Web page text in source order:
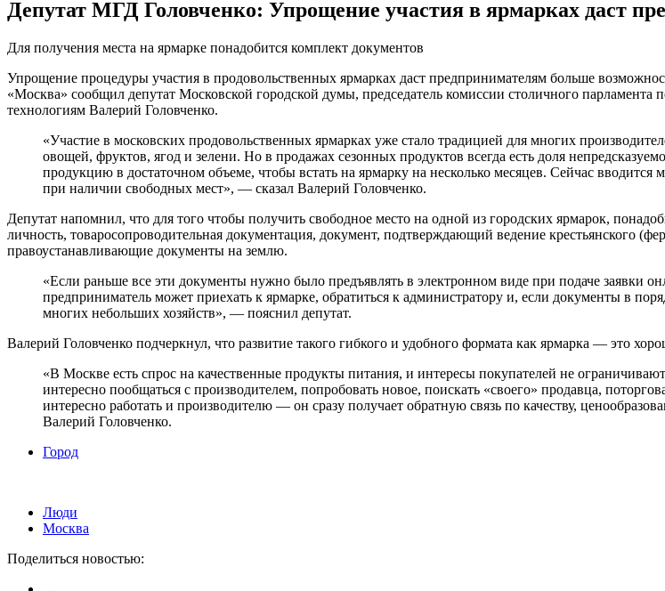
Депутат МГД Головченко: Упрощение участия в ярмарках даст
Для получения места на ярмарке понадобится комплект документов
Упрощение процедуры участия в продовольственных ярмарках даст предпринимателям больше
«Москва» сообщил депутат Московской городской думы, председатель комиссии столичного
технологиям Валерий Головченко.
«Участие в московских продовольственных ярмарках уже стало традицией для многих
овощей, фруктов, ягод и зелени. Но в продажах сезонных продуктов всегда есть доля
продукцию в достаточном объеме, чтобы встать на ярмарку на несколько месяцев. Сейчас
при наличии свободных мест», — сказал Валерий Головченко.
Депутат напомнил, что для того чтобы получить свободное место на одной из городских ярмарок,
личность, товаросопроводительная документация, документ, подтверждающий ведение крестьянского
правоустанавливающие документы на землю.
«Если раньше все эти документы нужно было предъявлять в электронном виде при подаче заявки
предприниматель может приехать к ярмарке, обратиться к администратору и, если документы в
многих небольших хозяйств», — пояснил депутат.
Валерий Головченко подчеркнул, что развитие такого гибкого и удобного формата как ярмарка — это
«В Москве есть спрос на качественные продукты питания, и интересы покупателей не
интересно пообщаться с производителем, попробовать новое, поискать «своего» продавца,
интересно работать и производителю — он сразу получает обратную связь по качеству,
Валерий Головченко.
Город
Люди
Москва
Поделиться новостью: